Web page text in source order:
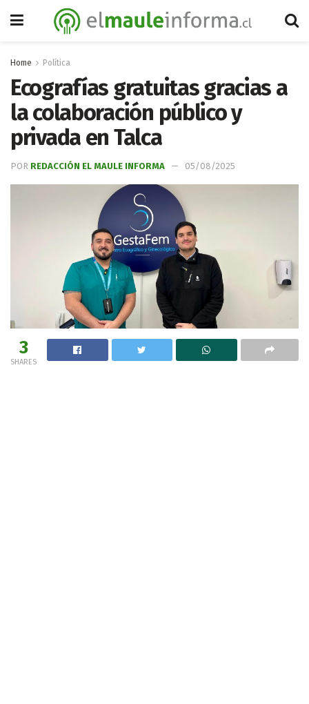
Home Política
Ecografías gratuitas gracias a
la colaboración público y
privada en Talca
POR REDACCIÓN EL MAULE INFORMA 05/08/2025
3
SHARES